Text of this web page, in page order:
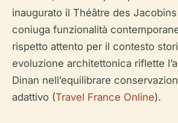
inaugurato il Théâtre des
coniuga funzionalità
rispetto attento per il contesto
evoluzione architettonica riflette
Dinan nell’equilibrare
adattivo (Travel France Online).